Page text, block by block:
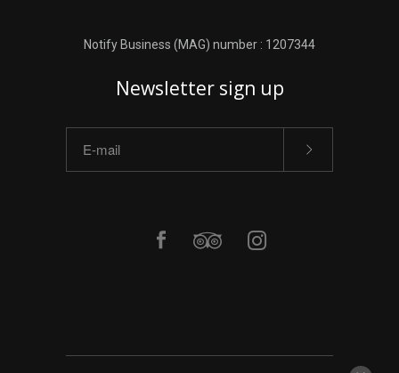
Notify Business (MAG) number : 1207344
Newsletter sign up